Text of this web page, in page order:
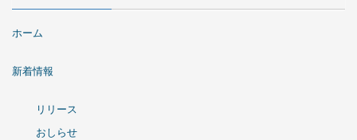
ホーム
新着情報
リリース
おしらせ